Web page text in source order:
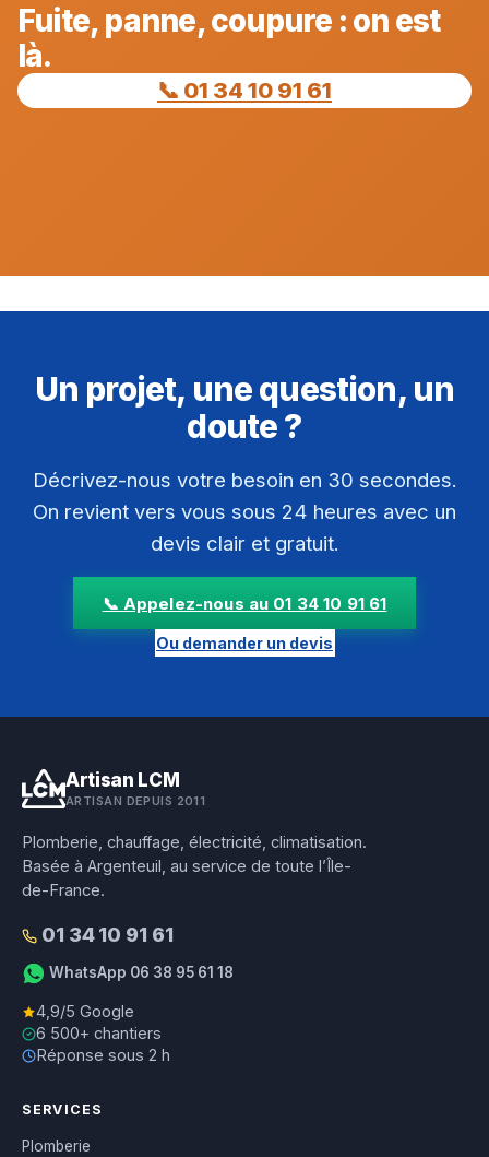
Fuite, panne, coupure : on est
là.
📞 01 34 10 91 61
Un projet, une question, un
doute ?
Décrivez-nous votre besoin en 30 secondes.
On revient vers vous sous 24 heures avec un
devis clair et gratuit.
📞 Appelez-nous au 01 34 10 91 61
Ou demander un devis
Artisan LCM
ARTISAN DEPUIS 2011
Plomberie, chauffage, électricité, climatisation.
Basée à Argenteuil, au service de toute l’Île-
de-France.
01 34 10 91 61
WhatsApp 06 38 95 61 18
4,9/5 Google
6 500+ chantiers
Réponse sous 2 h
SERVICES
Plomberie